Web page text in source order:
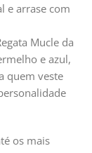
e arrase com
Mucle da
e azul,
quem veste
os mais